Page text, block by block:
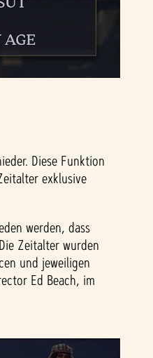
Diese Funktion
exklusive
werden, dass
Zeitalter wurden
und jeweiligen
Ed Beach, im